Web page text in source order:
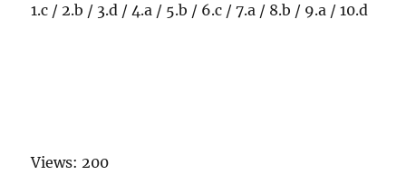
1.c / 2.b / 3.d / 4.a / 5.b / 6.c / 7.a / 8.b / 9.a / 10.d
Views: 200